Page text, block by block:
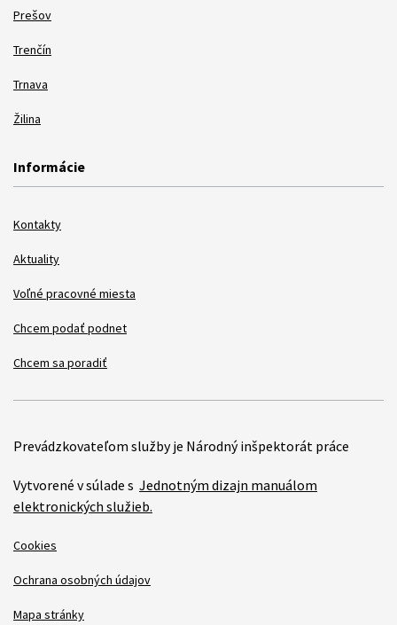
Prešov
Trenčín
Trnava
Žilina
Informácie
Kontakty
Aktuality
Voľné pracovné miesta
Chcem podať podnet
Chcem sa poradiť
Prevádzkovateľom služby je Národný inšpektorát práce
Vytvorené v súlade s Jednotným dizajn manuálom
elektronických služieb.
Cookies
Ochrana osobných údajov
Mapa stránky